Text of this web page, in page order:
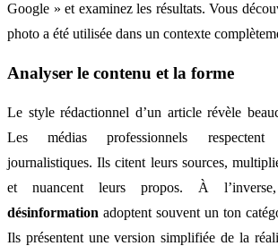
Google » et examinez les résultats. Vous
photo a été utilisée dans un contexte
Analyser le contenu et la forme
Le style rédactionnel d’un article révèle
Les médias professionnels respectent
journalistiques. Ils citent leurs sources,
et nuancent leurs propos. À
désinformation adoptent souvent un ton
Ils présentent une version simplifiée de la